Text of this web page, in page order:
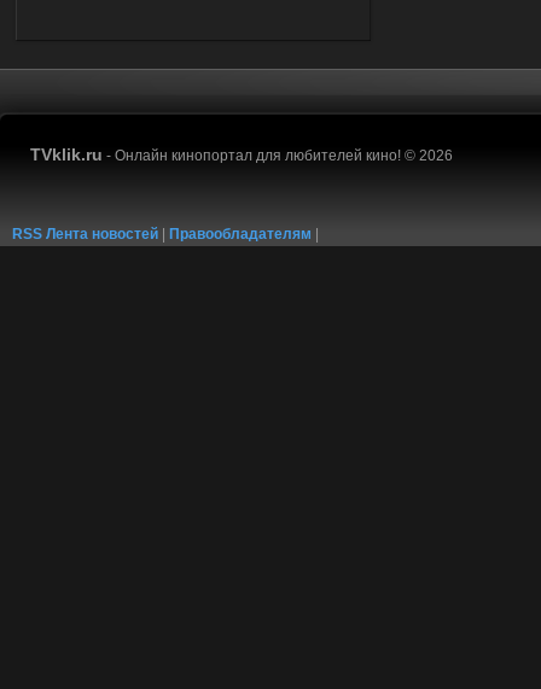
TVklik.ru - Онлайн кинопортал для любителей кино! © 2026
RSS Лента новостей Правообладателям